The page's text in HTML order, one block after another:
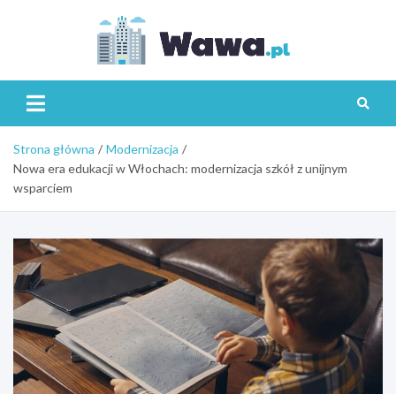
Strona główna
Modernizacja
Nowa era edukacji w Włochach: modernizacja szkół z unijnym
wsparciem